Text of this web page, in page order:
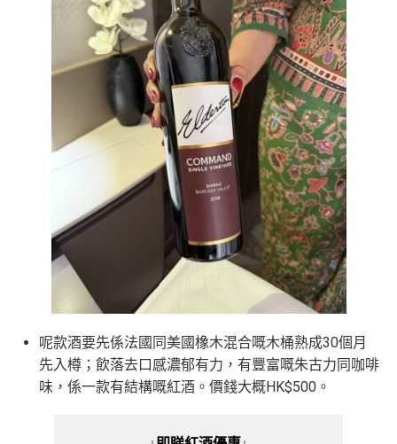
呢款酒要先係法國同美國橡木混合嘅木桶熟成30個月
先入樽；飲落去口感濃郁有力，有豐富嘅朱古力同咖啡
味，係一款有結構嘅紅酒。價錢大概HK$500。